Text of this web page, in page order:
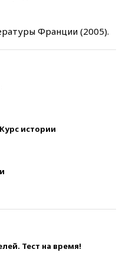
Франции (2005).
истории
Тест на время!